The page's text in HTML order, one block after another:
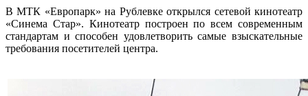
В МТК «Европарк» на Рублевке открылся сетевой кинотеатр
«Синема Стар». Кинотеатр построен по всем современным
стандартам и способен удовлетворить самые взыскательные
требования посетителей центра.